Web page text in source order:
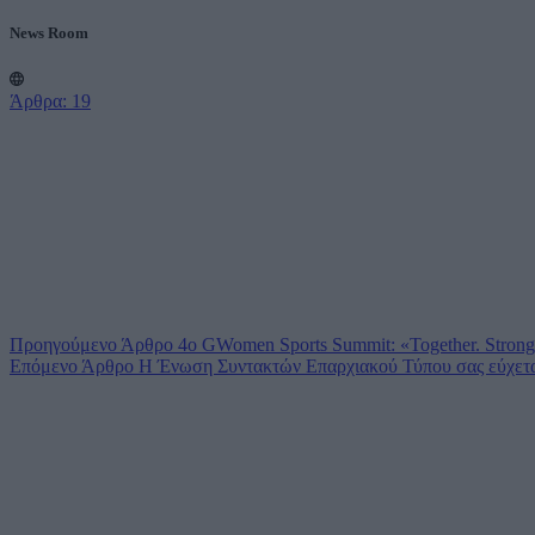
News Room
Άρθρα: 19
Προηγούμενο Άρθρο 4ο GWomen Sports Summit: «Together.
Επόμενο Άρθρο Η Ένωση Συντακτών Επαρχιακού Τύπου σας